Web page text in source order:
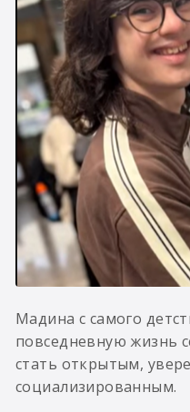
Мадина с самого
повседневную жизнь
стать открытым,
социализированным.